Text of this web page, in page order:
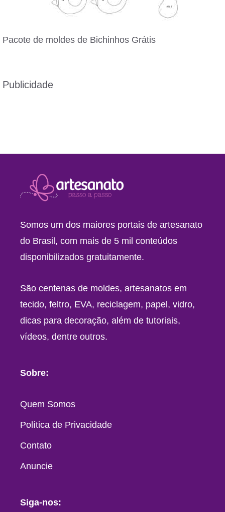
Pacote de moldes de Bichinhos Grátis
Publicidade
Somos um dos maiores portais de artesanato
do Brasil, com mais de 5 mil conteúdos
disponibilizados gratuitamente.
São centenas de moldes, artesanatos em
tecido, feltro, EVA, reciclagem, papel, vidro,
dicas para decoração, além de tutoriais,
vídeos, dentre outros.
Sobre:
Quem Somos
Política de Privacidade
Contato
Anuncie
Siga-nos: